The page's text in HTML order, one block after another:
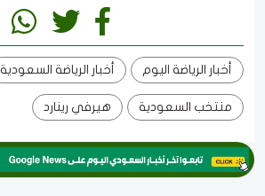
أخبار الرياضة اليوم أخبار الرياضة السعودية
منتخب السعودية هيرفي رينارد